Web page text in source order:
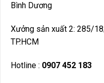
Bình Dương
Xưởng sản xuất 2: 285/
TP.HCM
Hotline : 0907 452 183